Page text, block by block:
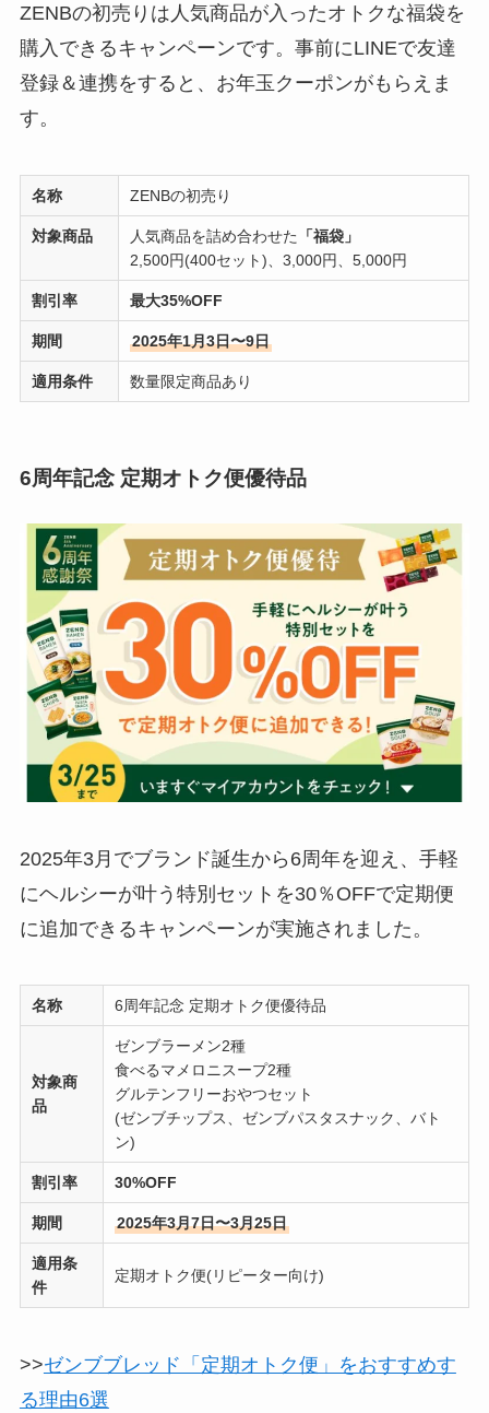
ZENBの初売りは人気商品が入ったオトクな福袋を
購入できるキャンペーンです。事前にLINEで友達
登録＆連携をすると、お年玉クーポンがもらえま
す。
名称 ZENBの初売り
対象商品 人気商品を詰め合わせた
「福袋」
2,500円(400セット)、3,000円、5,000円
割引率 最大35%OFF
期間 2025年1月3日〜9日
適用条件 数量限定商品あり
6周年記念 定期オトク便優待品
2025年3月でブランド誕生から6周年を迎え、手軽
にヘルシーが叶う特別セットを30％OFFで定期便
に追加できるキャンペーンが実施されました。
名称 6周年記念 定期オトク便優待品
対象商
品
ゼンブラーメン2種
食べるマメロニスープ2種
グルテンフリーおやつセット
(ゼンブチップス、ゼンブパスタスナック、バト
ン)
割引率 30%OFF
期間 2025年3月7日〜3月25日
適用条
件
定期オトク便(リピーター向け)
>>ゼンブブレッド「定期オトク便」をおすすめす
る理由6選